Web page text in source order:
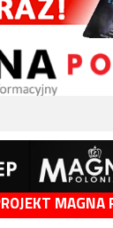
MAGNA